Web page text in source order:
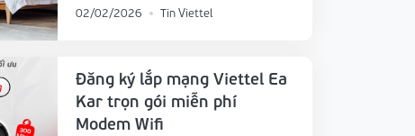
02/02/2026 Tin Viettel
Đăng ký lắp mạng Viettel Ea
Kar trọn gói miễn phí
Modem Wifi